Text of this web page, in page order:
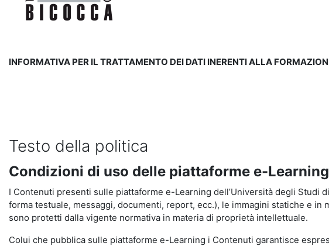
INFORMATIVA PER IL TRATTAMENTO DEI DATI INERENTI ALLA
Testo della politica
Condizioni di uso delle piattaforme e-Learning
I Contenuti presenti sulle piattaforme e-Learning dell’Università degli
forma testuale, messaggi, documenti, report, ecc.), le immagini statiche e
sono protetti dalla vigente normativa in materia di proprietà intellettuale.
Colui che pubblica sulle piattaforme e-Learning i Contenuti garantisce